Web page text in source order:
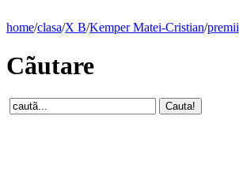
home/clasa/X B/Kemper Matei-Cristian/premii
Cãutare